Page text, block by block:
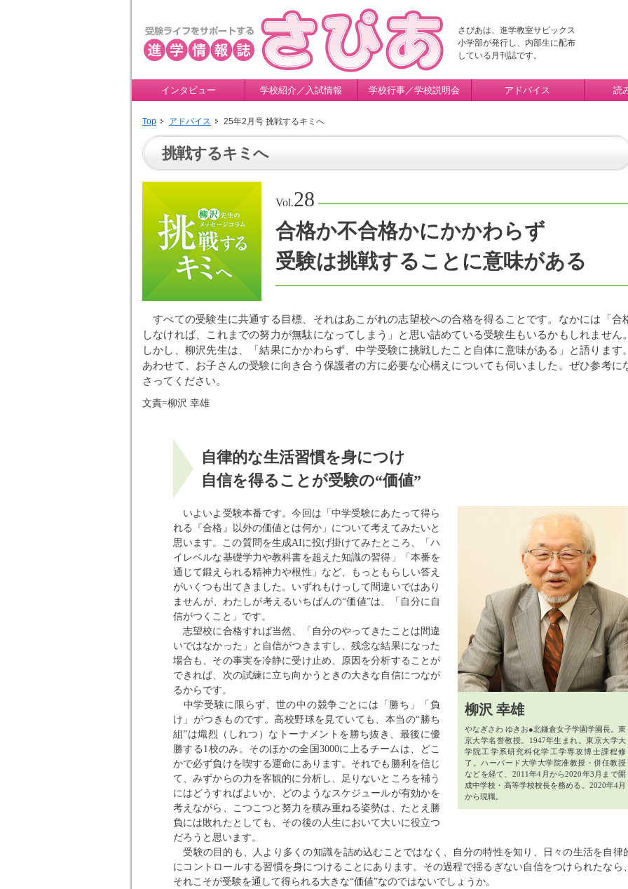
さぴあは、進学教室サピックス
小学部が発行し、内部生に配布
している月刊誌です。
インタビュー 学校紹介／入試情報 学校行事／学校説明会 アドバイス 読
Top アドバイス 25年2月号 挑戦するキミへ
挑戦するキミへ
Vol.28
合格か不合格かにかかわらず
受験は挑戦することに意味がある
すべての受験生に共通する目標、それはあこがれの志望校への合格を得ることです。なかには「合
しなければ、これまでの努力が無駄になってしまう」と思い詰めている受験生もいるかもしれません
しかし、柳沢先生は、「結果にかかわらず、中学受験に挑戦したこと自体に意味がある」と語ります
あわせて、お子さんの受験に向き合う保護者の方に必要な心構えについても伺いました。ぜひ参考に
さってください。
文責=柳沢 幸雄
自律的な生活習慣を身につけ
自信を得ることが受験の“価値”
柳沢 幸雄
やなぎさわ ゆきお●北鎌倉女子学園学園長。東
京大学名誉教授。1947年生まれ。東京大学大
学院工学系研究科化学工学専攻博士課程修
了。ハーバード大学大学院准教授・併任教授
などを経て、2011年4月から2020年3月まで開
成中学校・高等学校校長を務める。2020年4月
から現職。
いよいよ受験本番です。今回は「中学受験にあたって得ら
れる『合格』以外の価値とは何か」について考えてみたいと
思います。この質問を生成AIに投げ掛けてみたところ、「ハ
イレベルな基礎学力や教科書を超えた知識の習得」「本番を
通じて鍛えられる精神力や根性」など、もっともらしい答え
がいくつも出てきました。いずれもけっして間違いではあり
ませんが、わたしが考えるいちばんの“価値”は、「自分に自
信がつくこと」です。
志望校に合格すれば当然、「自分のやってきたことは間違
いではなかった」と自信がつきますし、残念な結果になった
場合も、その事実を冷静に受け止め、原因を分析することが
できれば、次の試練に立ち向かうときの大きな自信につなが
るからです。
中学受験に限らず、世の中の競争ごとには「勝ち」「負
け」がつきものです。高校野球を見ていても、本当の“勝ち
組”は熾烈（しれつ）なトーナメントを勝ち抜き、最後に優
勝する1校のみ。そのほかの全国3000に上るチームは、どこ
かで必ず負けを喫する運命にあります。それでも勝利を信じ
て、みずからの力を客観的に分析し、足りないところを補う
にはどうすればよいか、どのようなスケジュールが有効かを
考えながら、こつこつと努力を積み重ねる姿勢は、たとえ勝
負には敗れたとしても、その後の人生において大いに役立つ
だろうと思います。
受験の目的も、人より多くの知識を詰め込むことではなく、自分の特性を知り、日々の生活を自律
にコントロールする習慣を身につけることにあります。その過程で揺るぎない自信をつけられたなら
それこそが受験を通して得られる大きな“価値”なのではないでしょうか。